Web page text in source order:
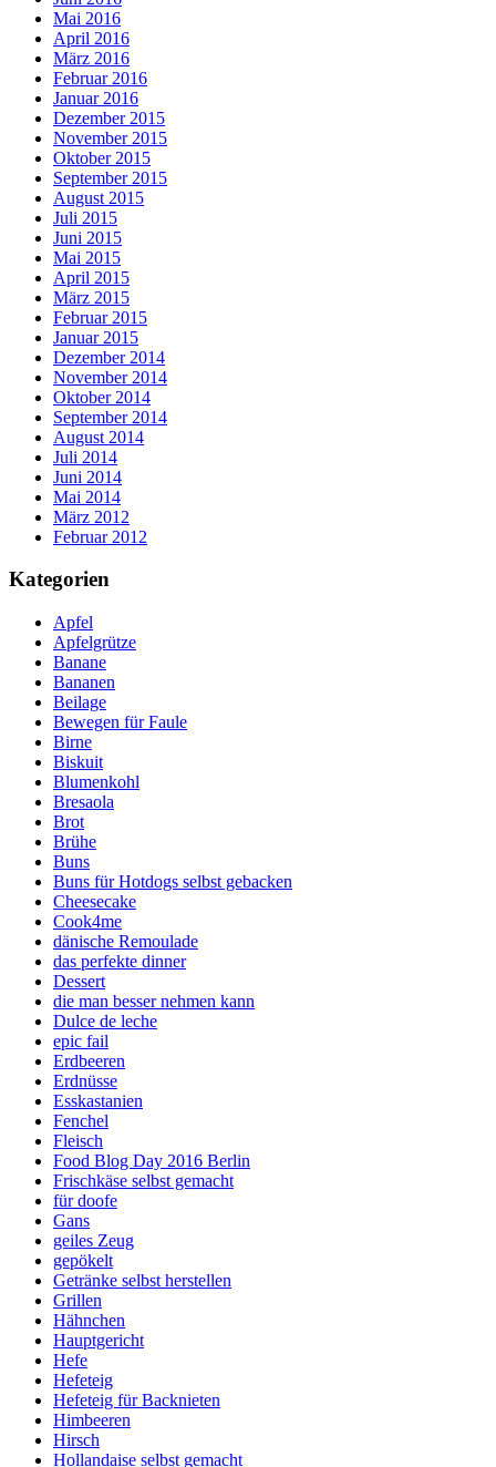
Mai 2016
April 2016
März 2016
Februar 2016
Januar 2016
Dezember 2015
November 2015
Oktober 2015
September 2015
August 2015
Juli 2015
Juni 2015
Mai 2015
April 2015
März 2015
Februar 2015
Januar 2015
Dezember 2014
November 2014
Oktober 2014
September 2014
August 2014
Juli 2014
Juni 2014
Mai 2014
März 2012
Februar 2012
Kategorien
Apfel
Apfelgrütze
Banane
Bananen
Beilage
Bewegen für Faule
Birne
Biskuit
Blumenkohl
Bresaola
Brot
Brühe
Buns
Buns für Hotdogs selbst gebacken
Cheesecake
Cook4me
dänische Remoulade
das perfekte dinner
Dessert
die man besser nehmen kann
Dulce de leche
epic fail
Erdbeeren
Erdnüsse
Esskastanien
Fenchel
Fleisch
Food Blog Day 2016 Berlin
Frischkäse selbst gemacht
für doofe
Gans
geiles Zeug
gepökelt
Getränke selbst herstellen
Grillen
Hähnchen
Hauptgericht
Hefe
Hefeteig
Hefeteig für Backnieten
Himbeeren
Hirsch
Hollandaise selbst gemacht